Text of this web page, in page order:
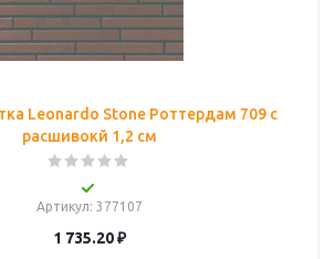
Leonardo Stone Роттердам 709 с
расшивокй 1,2 см
Артикул: 377107
1 735.20₽